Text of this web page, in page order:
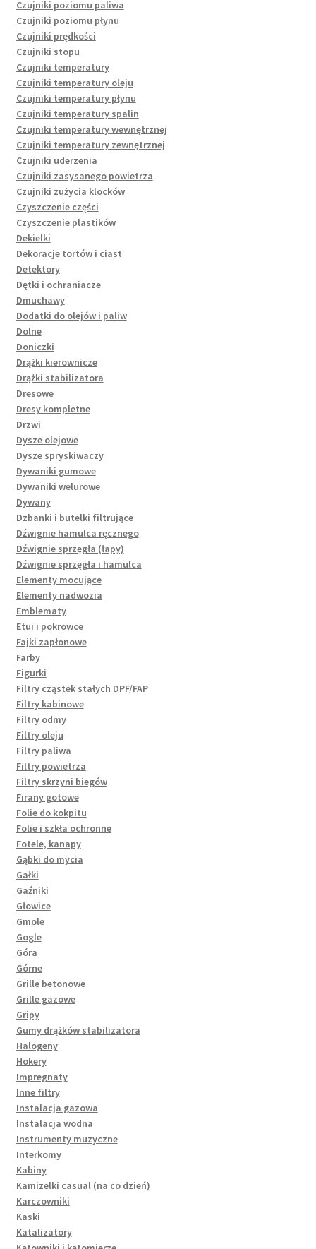
Czujniki poziomu paliwa
Czujniki poziomu płynu
Czujniki prędkości
Czujniki stopu
Czujniki temperatury
Czujniki temperatury oleju
Czujniki temperatury płynu
Czujniki temperatury spalin
Czujniki temperatury wewnętrznej
Czujniki temperatury zewnętrznej
Czujniki uderzenia
Czujniki zasysanego powietrza
Czujniki zużycia klocków
Czyszczenie części
Czyszczenie plastików
Dekielki
Dekoracje tortów i ciast
Detektory
Dętki i ochraniacze
Dmuchawy
Dodatki do olejów i paliw
Dolne
Doniczki
Drążki kierownicze
Drążki stabilizatora
Dresowe
Dresy kompletne
Drzwi
Dysze olejowe
Dysze spryskiwaczy
Dywaniki gumowe
Dywaniki welurowe
Dywany
Dzbanki i butelki filtrujące
Dźwignie hamulca ręcznego
Dźwignie sprzęgła (łapy)
Dźwignie sprzęgła i hamulca
Elementy mocujące
Elementy nadwozia
Emblematy
Etui i pokrowce
Fajki zapłonowe
Farby
Figurki
Filtry cząstek stałych DPF/FAP
Filtry kabinowe
Filtry odmy
Filtry oleju
Filtry paliwa
Filtry powietrza
Filtry skrzyni biegów
Firany gotowe
Folie do kokpitu
Folie i szkła ochronne
Fotele, kanapy
Gąbki do mycia
Gałki
Gaźniki
Głowice
Gmole
Gogle
Góra
Górne
Grille betonowe
Grille gazowe
Gripy
Gumy drążków stabilizatora
Halogeny
Hokery
Impregnaty
Inne filtry
Instalacja gazowa
Instalacja wodna
Instrumenty muzyczne
Interkomy
Kabiny
Kamizelki casual (na co dzień)
Karczowniki
Kaski
Katalizatory